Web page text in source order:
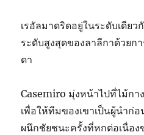
เรอัลมาดริดอยู่ในระดับเดีย
ระดับสูงสุดของลาลีกาด้วยก
ดา
Casemiro มุ่งหน้าไปที่ไม้กา
เพื่อให้ทีมของเขาเป็นผู้นำก่
ผนึกชัยชนะครั้งที่หกต่อเนื่อง